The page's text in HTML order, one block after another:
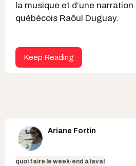
la musique et d’une
québécois Raôul Duguay.
Keep Reading
Ariane Fortin
quoi faire le week-end à laval